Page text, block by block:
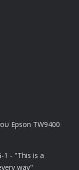
Epson TW9400
1 - "This is a
way"